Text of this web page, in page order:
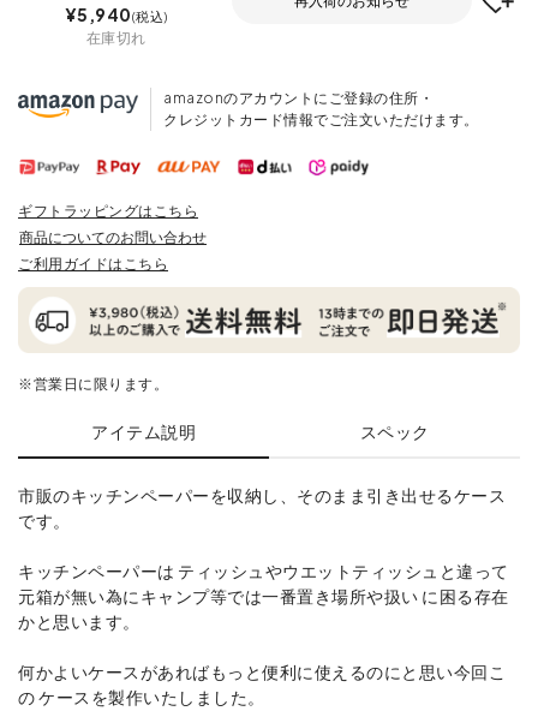
¥5,940 税込
在庫切れ
amazonのアカウントにご登録の住所・
クレジットカード情報でご注文いただけます。
ギフトラッピングはこちら
商品についてのお問い合わせ
ご利用ガイドはこちら
※営業日に限ります。
アイテム説明 スペック
市販のキッチンペーパーを収納し、そのまま引き出せるケース
です。
キッチンペーパーは ティッシュやウエットティッシュと違って
元箱が無い為にキャンプ等では一番置き場所や扱い に困る存在
かと思います。
何かよいケースがあればもっと便利に使えるのにと思い今回こ
の ケースを製作いたしました。